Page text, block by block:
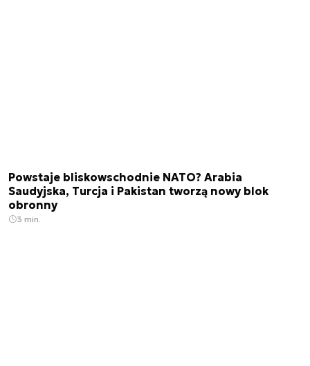
Powstaje bliskowschodnie NATO? Arabia
Saudyjska, Turcja i Pakistan tworzą nowy blok
obronny
3 min.